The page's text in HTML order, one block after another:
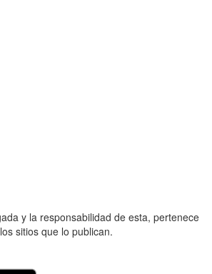
y la responsabilidad de esta, pertenece
sitios que lo publican.